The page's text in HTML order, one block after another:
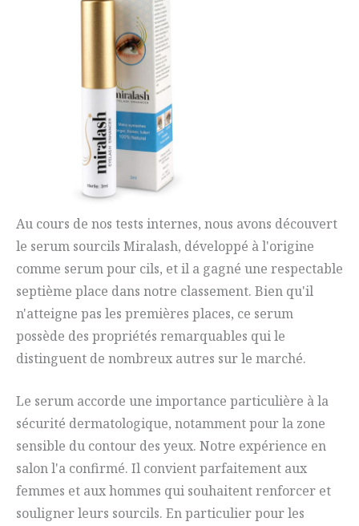
Au cours de nos tests internes, nous avons découvert
le serum sourcils Miralash, développé à l'origine
comme serum pour cils, et il a gagné une respectable
septième place dans notre classement. Bien qu'il
n'atteigne pas les premières places, ce serum
possède des propriétés remarquables qui le
distinguent de nombreux autres sur le marché.
Le serum accorde une importance particulière à la
sécurité dermatologique, notamment pour la zone
sensible du contour des yeux. Notre expérience en
salon l'a confirmé. Il convient parfaitement aux
femmes et aux hommes qui souhaitent renforcer et
souligner leurs sourcils. En particulier pour les